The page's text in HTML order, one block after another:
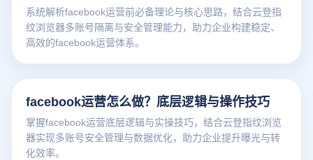
系统解析facebook运营前必备理论与核心思路，结合云登指
纹浏览器多账号隔离与安全管理能力，助力企业构建稳定、
高效的facebook运营体系。
facebook运营怎么做？底层逻辑与操作技巧
掌握facebook运营底层逻辑与实操技巧，结合云登指纹浏览
器实现多账号安全管理与数据优化，助力企业提升曝光与转
化效率。